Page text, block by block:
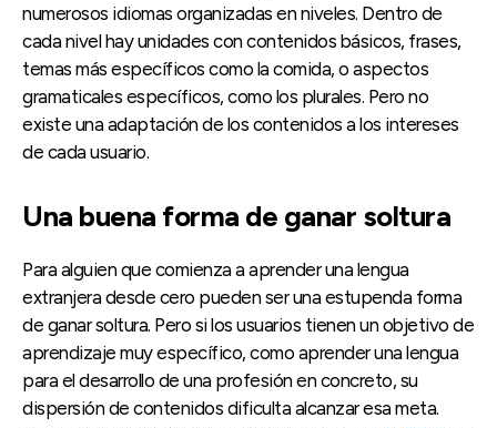
numerosos idiomas organizadas en niveles. Dentro de
cada nivel hay unidades con contenidos básicos, frases,
temas más específicos como la comida, o aspectos
gramaticales específicos, como los plurales. Pero no
existe una adaptación de los contenidos a los intereses
de cada usuario.
Una buena forma de ganar soltura
Para alguien que comienza a aprender una lengua
extranjera desde cero pueden ser una estupenda forma
de ganar soltura. Pero si los usuarios tienen un objetivo de
aprendizaje muy específico, como aprender una lengua
para el desarrollo de una profesión en concreto, su
dispersión de contenidos dificulta alcanzar esa meta.